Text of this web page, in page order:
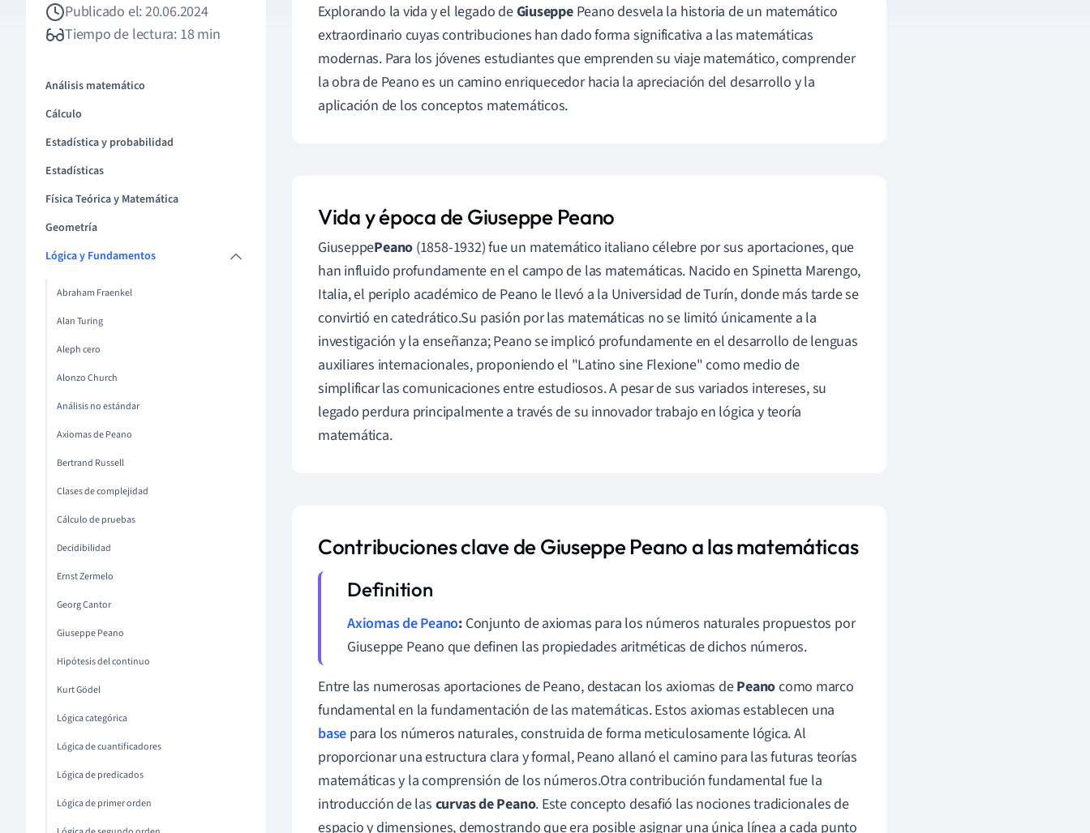
Publicado el: 20.06.2024
Tiempo de lectura: 18 min
Análisis matemático
Cálculo
Estadística y probabilidad
Estadísticas
Física Teórica y Matemática
Geometría
Lógica y Fundamentos
Abraham Fraenkel
Alan Turing
Aleph cero
Alonzo Church
Análisis no estándar
Axiomas de Peano
Bertrand Russell
Clases de complejidad
Cálculo de pruebas
Decidibilidad
Ernst Zermelo
Georg Cantor
Giuseppe Peano
Hipótesis del continuo
Kurt Gödel
Lógica categórica
Lógica de cuantificadores
Lógica de predicados
Lógica de primer orden
Explorando la vida y el legado deGiuseppePeano desvela la historia de un matemático
extraordinario cuyas contribuciones han dado forma significativa a las matemáticas
modernas. Para los jóvenes estudiantes que emprenden su viaje matemático, comprender
la obra de Peano es un camino enriquecedor hacia la apreciación del desarrollo y la
aplicación de los conceptos matemáticos.
Vida y época de Giuseppe Peano
GiuseppePeano (1858-1932) fue un matemático italiano célebre por sus aportaciones, que
han influido profundamente en el campo de las matemáticas. Nacido en Spinetta Marengo,
Italia, el periplo académico de Peano le llevó a la Universidad de Turín, donde más tarde se
convirtió en catedrático.Su pasión por las matemáticas no se limitó únicamente a la
investigación y la enseñanza; Peano se implicó profundamente en el desarrollo de lenguas
auxiliares internacionales, proponiendo el "Latino sine Flexione" como medio de
simplificar las comunicaciones entre estudiosos. A pesar de sus variados intereses, su
legado perdura principalmente a través de su innovador trabajo en lógica y teoría
matemática.
Contribuciones clave de Giuseppe Peano a las matemáticas
Axiomas de Peano:Conjunto de axiomas para los números naturales propuestos por
Giuseppe Peano que definen las propiedades aritméticas de dichos números.
Entre las numerosas aportaciones de Peano, destacan los axiomas dePeanocomo marco
fundamental en la fundamentación de las matemáticas. Estos axiomas establecen una
base para los números naturales, construida de forma meticulosamente lógica. Al
proporcionar una estructura clara y formal, Peano allanó el camino para las futuras teorías
matemáticas y la comprensión de los números.Otra contribución fundamental fue la
introducción de las curvas de Peano. Este concepto desafió las nociones tradicionales de
espacio y dimensiones, demostrando que era posible asignar una única línea a cada punto